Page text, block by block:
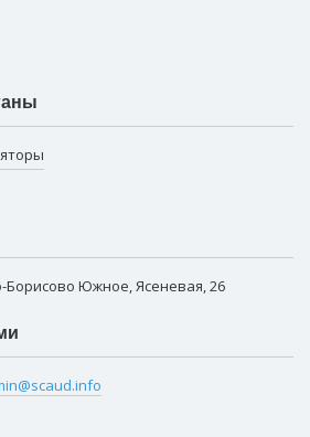
Южное, Ясеневая, 26